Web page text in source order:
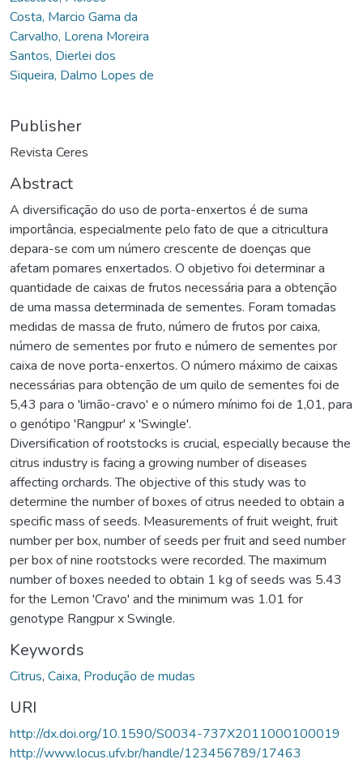
Costa, Marcio Gama da
Carvalho, Lorena Moreira
Santos, Dierlei dos
Siqueira, Dalmo Lopes de
Publisher
Revista Ceres
Abstract
A diversificação do uso de porta-enxertos é de suma
importância, especialmente pelo fato de que a citricultura
depara-se com um número crescente de doenças que
afetam pomares enxertados. O objetivo foi determinar a
quantidade de caixas de frutos necessária para a obtenção
de uma massa determinada de sementes. Foram tomadas
medidas de massa de fruto, número de frutos por caixa,
número de sementes por fruto e número de sementes por
caixa de nove porta-enxertos. O número máximo de caixas
necessárias para obtenção de um quilo de sementes foi de
5,43 para o 'limão-cravo' e o número mínimo foi de 1,01, para
o genótipo 'Rangpur' x 'Swingle'.
Diversification of rootstocks is crucial, especially because the
citrus industry is facing a growing number of diseases
affecting orchards. The objective of this study was to
determine the number of boxes of citrus needed to obtain a
specific mass of seeds. Measurements of fruit weight, fruit
number per box, number of seeds per fruit and seed number
per box of nine rootstocks were recorded. The maximum
number of boxes needed to obtain 1 kg of seeds was 5.43
for the Lemon 'Cravo' and the minimum was 1.01 for
genotype Rangpur x Swingle.
Keywords
Citrus, Caixa, Produção de mudas
URI
http://dx.doi.org/10.1590/S0034-737X2011000100019
http://www.locus.ufv.br/handle/123456789/17463